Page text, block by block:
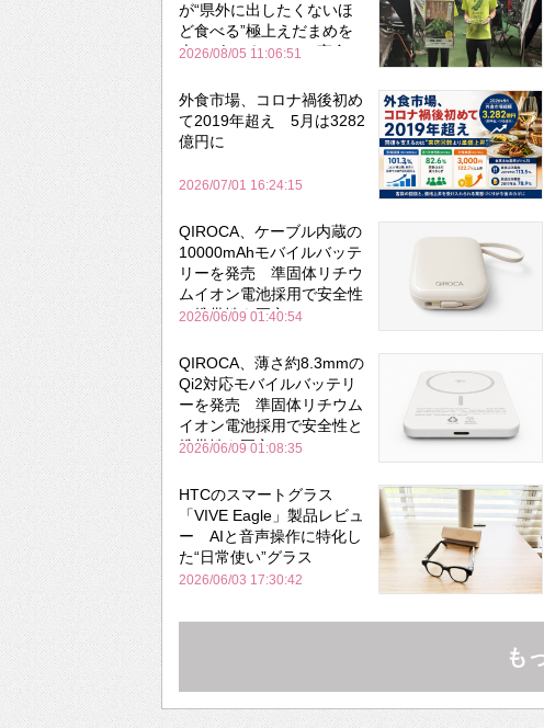
が“県外に出したくないほ
ど食べる”極上えだまめを
森のビアガーデンで実食
2026/08/05 11:06:51
外食市場、コロナ禍後初め
て2019年超え 5月は3282
億円に
2026/07/01 16:24:15
QIROCA、ケーブル内蔵の
10000mAhモバイルバッテ
リーを発売 準固体リチウ
ムイオン電池採用で安全性
と携帯性を両立
2026/06/09 01:40:54
QIROCA、薄さ約8.3mmの
Qi2対応モバイルバッテリ
ーを発売 準固体リチウム
イオン電池採用で安全性と
携帯性を両立
2026/06/09 01:08:35
HTCのスマートグラス
「VIVE Eagle」製品レビュ
ー AIと音声操作に特化し
た“日常使い”グラス
2026/06/03 17:30:42
も